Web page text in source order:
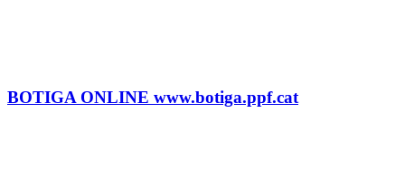
BOTIGA ONLINE www.botiga.ppf.cat